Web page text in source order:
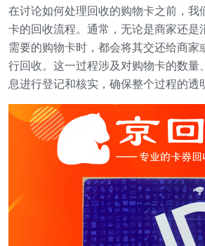
在讨论如何处理回收的购物卡之前，我
卡的回收流程。通常，无论是商家还是
需要的购物卡时，都会将其交还给商家
行回收。这一过程涉及对购物卡的数量
息进行登记和核实，确保整个过程的透